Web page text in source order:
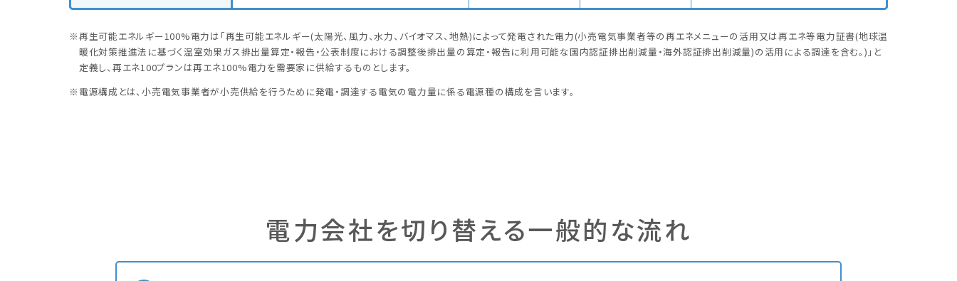
再生可能エネルギー100%電力は「再生可能エネルギー(太陽光、風力、水力、バイオマス、地熱)によって発電された電力(小売電気事業者等の再エネメニューの活用又は再エネ等電力証書(地球温
暖化対策推進法に基づく温室効果ガス排出量算定・報告・公表制度における調整後排出量の算定・報告に利用可能な国内認証排出削減量・海外認証排出削減量)の活用による調達を含む。)」と
定義し、再エネ100プランは再エネ100%電力を需要家に供給するものとします。
電源構成とは、小売電気事業者が小売供給を行うために発電・調達する電気の電力量に係る電源種の構成を言います。
電力会社を切り替える一般的な流れ